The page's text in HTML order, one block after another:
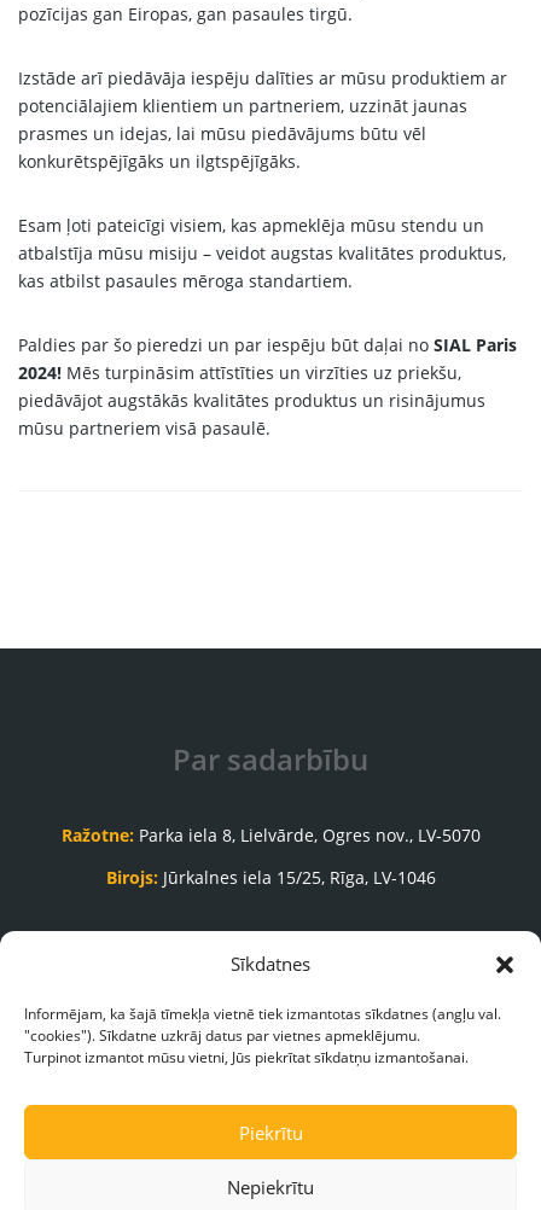
Sīkdatnes
Informējam, ka šajā tīmekļa vietnē tiek izmantotas sīkdatnes (angļu val.
"cookies"). Sīkdatne uzkrāj datus par vietnes apmeklējumu.
Turpinot izmantot mūsu vietni, Jūs piekrītat sīkdatņu izmantošanai.
Piekrītu
Nepiekrītu
pozīcijas gan Eiropas, gan pasaules tirgū.
Izstāde arī piedāvāja iespēju dalīties ar mūsu produktiem ar
potenciālajiem klientiem un partneriem, uzzināt jaunas
prasmes un idejas, lai mūsu piedāvājums būtu vēl
konkurētspējīgāks un ilgtspējīgāks.
Esam ļoti pateicīgi visiem, kas apmeklēja mūsu stendu un
atbalstīja mūsu misiju – veidot augstas kvalitātes produktus,
kas atbilst pasaules mēroga standartiem.
Paldies par šo pieredzi un par iespēju būt daļai no SIAL Paris
2024! Mēs turpināsim attīstīties un virzīties uz priekšu,
piedāvājot augstākās kvalitātes produktus un risinājumus
mūsu partneriem visā pasaulē.
Par sadarbību
Ražotne: Parka iela 8, Lielvārde, Ogres nov., LV-5070
Birojs: Jūrkalnes iela 15/25, Rīga, LV-1046
Pasūtījumu pieņemšanas nodaļa:
+371 65035999
pasutijumi@galasnams.lv